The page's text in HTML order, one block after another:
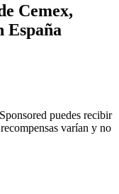
Cemex,
España
puedes recibir
varían y no